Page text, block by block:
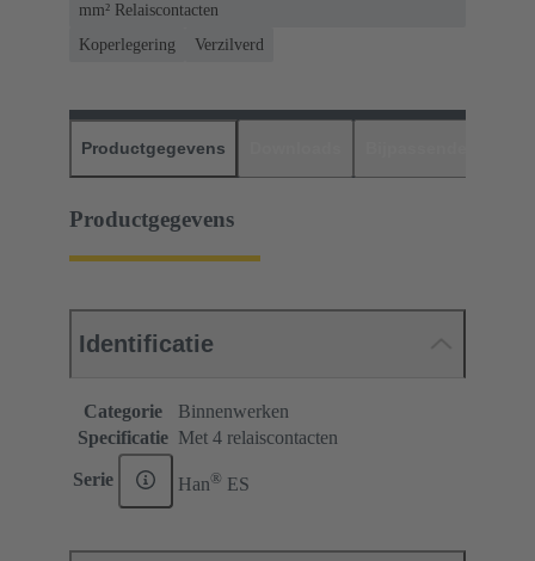
mm² Relaiscontacten
Koperlegering
Verzilverd
Productgegevens
Productgegevens
Identificatie
Categorie
Binnenwerken
Specificatie Met 4 relaiscontacten
Serie Han® ES